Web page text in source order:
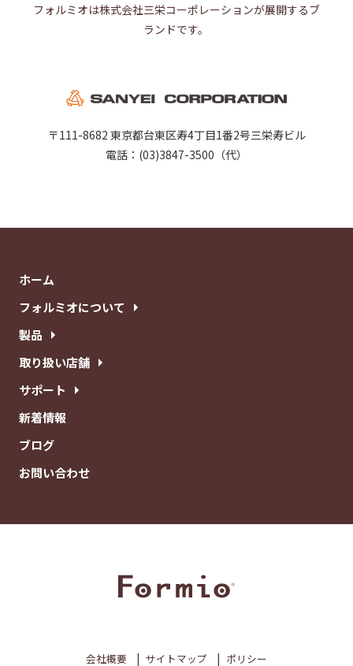
フォルミオは株式会社三栄コーポレーションが展開するブ
ランドです。
〒111-8682 東京都台東区寿4丁目1番2号三栄寿ビル
電話：(03)3847-3500（代）
ホーム
フォルミオについて
製品
取り扱い店舗
サポート
新着情報
ブログ
お問い合わせ
会社概要 サイトマップ ポリシー